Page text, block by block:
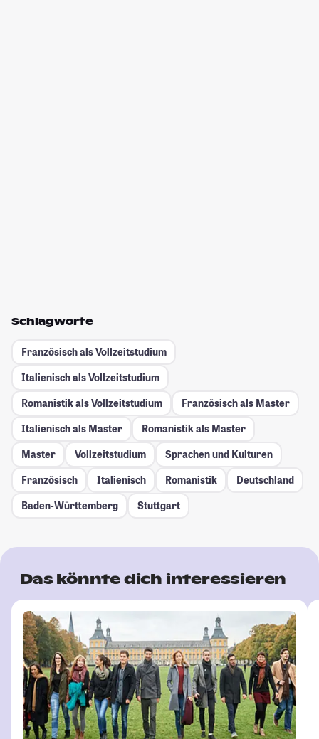
Schlagworte
Französisch als Vollzeitstudium
Italienisch als Vollzeitstudium
Romanistik als Vollzeitstudium
Französisch als Master
Italienisch als Master
Romanistik als Master
Master
Vollzeitstudium
Sprachen und Kulturen
Französisch
Italienisch Romanistik
Deutschland
Baden-Württemberg
Stuttgart
Das könnte dich interessieren